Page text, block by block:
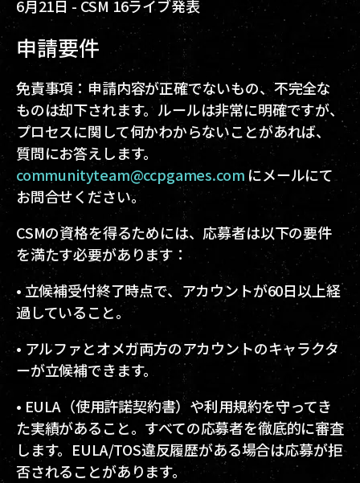
6月21日 - CSM 16ライブ発表
申請要件
免責事項：申請内容が正確でないもの、不完全な
ものは却下されます。ルールは非常に明確ですが、
プロセスに関して何かわからないことがあれば、
質問にお答えします。
communityteam@ccpgames.com にメールにて
お問合せください。
CSMの資格を得るためには、応募者は以下の要件
を満たす必要があります：
• 立候補受付終了時点で、アカウントが60日以上経
過していること。
• アルファとオメガ両方のアカウントのキャラクタ
ーが立候補できます。
• EULA（使用許諾契約書）や利用規約を守ってき
た実績があること。すべての応募者を徹底的に審査
します。EULA/TOS違反履歴がある場合は応募が拒
否されることがあります。